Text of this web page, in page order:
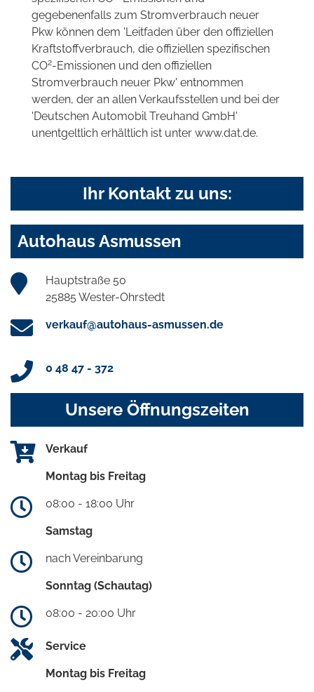
gegebenenfalls zum Stromverbrauch neuer
Pkw können dem 'Leitfaden über den offiziellen
Kraftstoffverbrauch, die offiziellen spezifischen
CO2-Emissionen und den offiziellen
Stromverbrauch neuer Pkw' entnommen
werden, der an allen Verkaufsstellen und bei der
'Deutschen Automobil Treuhand GmbH'
unentgeltlich erhältlich ist unter www.dat.de.
Ihr Kontakt zu uns:
Autohaus Asmussen
Hauptstraße 50
25885 Wester-Ohrstedt
verkauf@autohaus-asmussen.de
0 48 47 - 372
Unsere Öffnungszeiten
Verkauf
Montag bis Freitag
08:00 - 18:00 Uhr
Samstag
nach Vereinbarung
Sonntag (Schautag)
08:00 - 20:00 Uhr
Service
Montag bis Freitag